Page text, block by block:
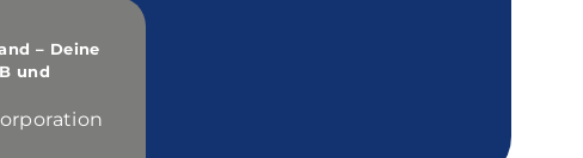
– Deine
und